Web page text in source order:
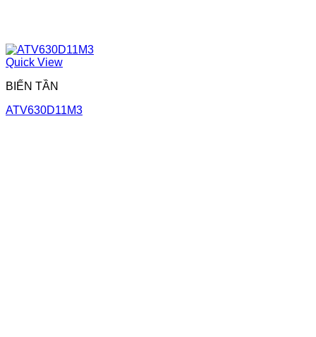
Quick View
BIẾN TẦN
ATV630D11M3